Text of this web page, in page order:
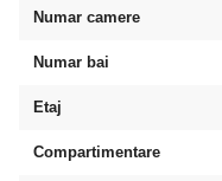
Numar camere
Numar bai
Etaj
Compartimentare